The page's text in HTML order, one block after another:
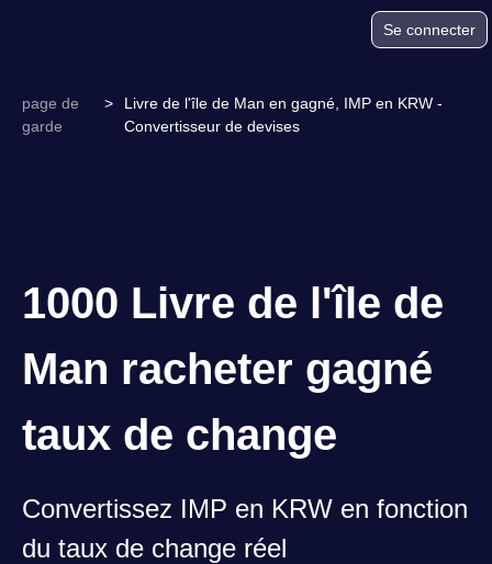
Se connecter
page de
garde
>
Livre de l'île de Man en gagné, IMP en KRW -
Convertisseur de devises
1000 Livre de l'île de
Man racheter gagné
taux de change
Convertissez IMP en KRW en fonction
du taux de change réel